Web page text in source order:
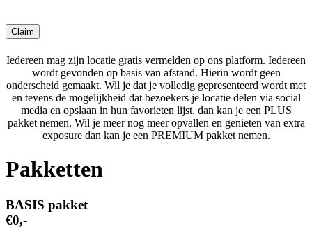
Iedereen mag zijn locatie gratis vermelden op ons platform. Iedereen
wordt gevonden op basis van afstand. Hierin wordt geen
onderscheid gemaakt. Wil je dat je volledig gepresenteerd wordt met
en tevens de mogelijkheid dat bezoekers je locatie delen via social
media en opslaan in hun favorieten lijst, dan kan je een PLUS
pakket nemen. Wil je meer nog meer opvallen en genieten van extra
exposure dan kan je een PREMIUM pakket nemen.
Pakketten
BASIS pakket
€0,-